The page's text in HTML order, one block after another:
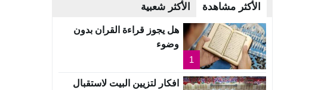
الأكثر مشاهدة الأكثر شعبية
1
هل يجوز قراءة القران بدون
وضوء
افكار لتزيين البيت لاستقبال